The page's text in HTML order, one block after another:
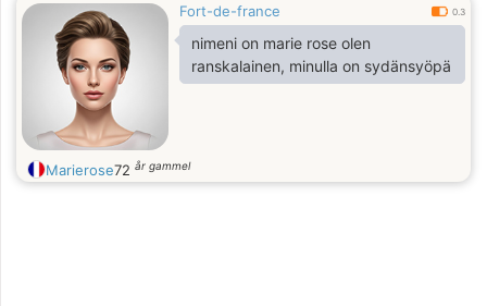
Fort-de-france 0.3
nimeni on marie rose olen
ranskalainen, minulla on sydänsyöpä
Marierose72 år gammel